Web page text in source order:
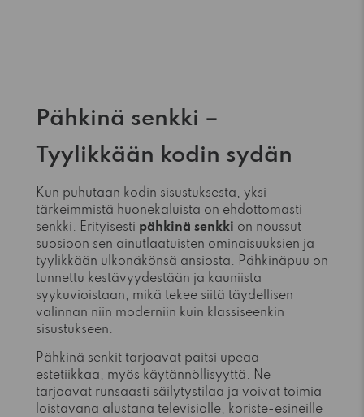
Pähkinä senkki –
Tyylikkään kodin sydän
Kun puhutaan kodin sisustuksesta, yksi
tärkeimmistä huonekaluista on ehdottomasti
senkki. Erityisesti pähkinä senkki on noussut
suosioon sen ainutlaatuisten ominaisuuksien ja
tyylikkään ulkonäkönsä ansiosta. Pähkinäpuu on
tunnettu kestävyydestään ja kauniista
syykuvioistaan, mikä tekee siitä täydellisen
valinnan niin moderniin kuin klassiseenkin
sisustukseen.
Pähkinä senkit tarjoavat paitsi upeaa
estetiikkaa, myös käytännöllisyyttä. Ne
tarjoavat runsaasti säilytystilaa ja voivat toimia
loistavana alustana televisiolle, koriste-esineille